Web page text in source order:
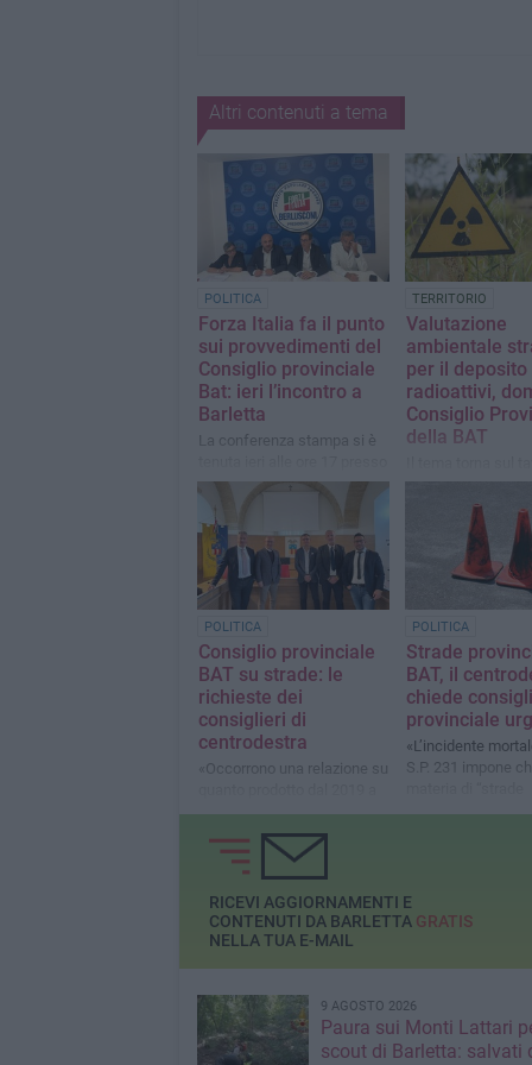
Altri contenuti a tema
POLITICA
Forza Italia fa il punto
sui provvedimenti del
Consiglio provinciale
Bat: ieri l’incontro a
Barletta
La conferenza stampa si è
la segreteria politica di
TERRITORIO
Valutazione
ambientale
per il
radioattivi,
Consiglio
della BAT
convocazione in
per i consiglieri
POLITICA
Consiglio provinciale
BAT su strade: le
richieste dei
consiglieri di
centrodestra
«Occorrono una relazione su
oggi, la presenza di
consiglieri e una diretta
streaming»
POLITICA
Strade
BAT, il
chiede
provinciale
«L’incidente
S.P. 231 impone
provinciali” dalla
RICEVI AGGIORNAMENTI E
CONTENUTI DA BARLETTA GRATIS
NELLA TUA E-MAIL
9 AGOSTO 2026
Paura sui Monti Lattari
scout di Barletta: salvati